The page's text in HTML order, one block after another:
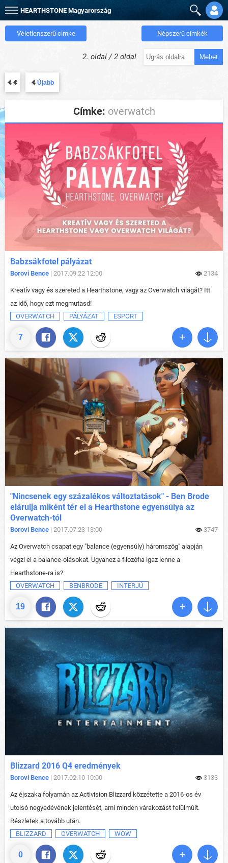
HEARTHSTONE Magyarország
Véletlenszerű címke Népszerű címkék
2. oldal / 2 oldal Mehet
Újabb
Címke: overwatch
7
Babzsákfotel pályázat
Borovi Bence | 2017.09.22 12:00 2134
Kreatív vagy és szereted a Hearthstone, vagy az Overwatch világát? Itt
az idő, hogy ezt megmutasd!
OVERWATCH
PÁLYÁZAT ESPORT
19
"Nincsenek egy százalékos változtatások" - Ben Brode
elárulja miként tér el a Hearthstone egyensúlya az
Overwatch-tól
Borovi Bence | 2017.07.23 13:00 3747
Az Overwatch csapat egy "balance (egyensúly) háromszög" alapján
végzi el a balance-olásokat. Ugyanez a filozófia igaz lenne a
Hearthstone-ra is?
OVERWATCH
BENBRODE INTERJÚ
0
Blizzard 2016 Q4 eredmények
Borovi Bence | 2017.02.10 10:00 3133
Az éjszaka folyamán az Activision Blizzard közzétette a 2016-os év
utolsó negyedévének jelentését, ami minden várakozást felülmúlt.
Részletek a tovább után.
BLIZZARD
OVERWATCH WOW